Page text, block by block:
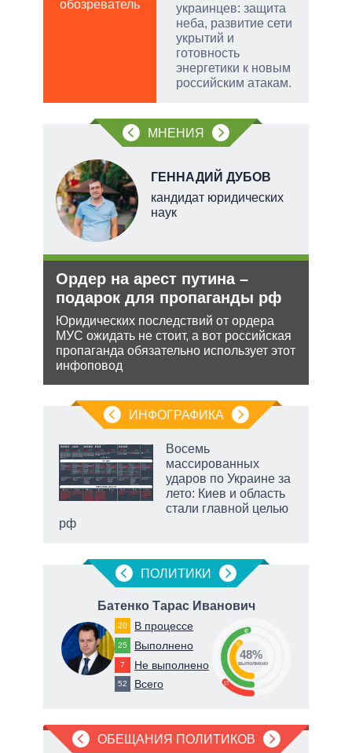
украинцев: защита
неба, развитие сети
укрытий и
готовность
энергетики к новым
российским атакам.
обозреватель
МНЕНИЯ
ГЕННАДИЙ ДУБОВ
кандидат юридических
наук
Ордер на арест путина –
подарок для пропаганды рф
Юридических последствий от ордера
МУС ожидать не стоит, а вот российская
пропаганда обязательно использует этот
инфоповод
ИНФОГРАФИКА
Восемь
массированных
ударов по Украине за
лето: Киев и область
стали главной целью
рф
ПОЛИТИКИ
Батенко Тарас Иванович
20 В процессе
25 Выполнено
7 Не выполнено
52 Всего 13
48
39
48%
выполнено
ОБЕЩАНИЯ ПОЛИТИКОВ